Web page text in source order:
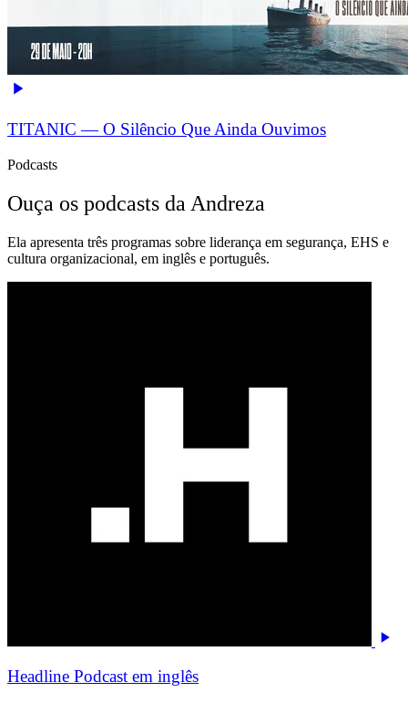
TITANIC — O Silêncio Que Ainda Ouvimos
Podcasts
Ouça os podcasts da Andreza
Ela apresenta três programas sobre liderança em segurança, EHS e
cultura organizacional, em inglês e português.
Headline Podcast em inglês